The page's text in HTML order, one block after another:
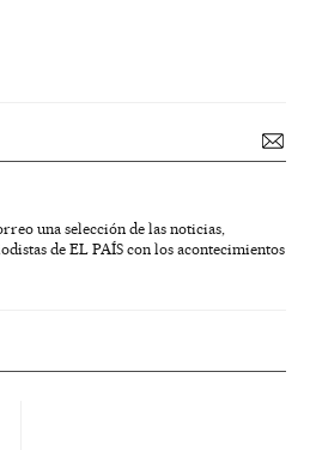
una selección de las noticias,
de EL PAÍS con los acontecimientos